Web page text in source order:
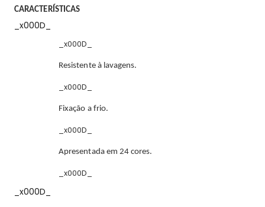
CARACTERÍSTICAS
_x000D_
_x000D_
Resistente à lavagens.
_x000D_
Fixação a frio.
_x000D_
Apresentada em 24 cores.
_x000D_
_x000D_